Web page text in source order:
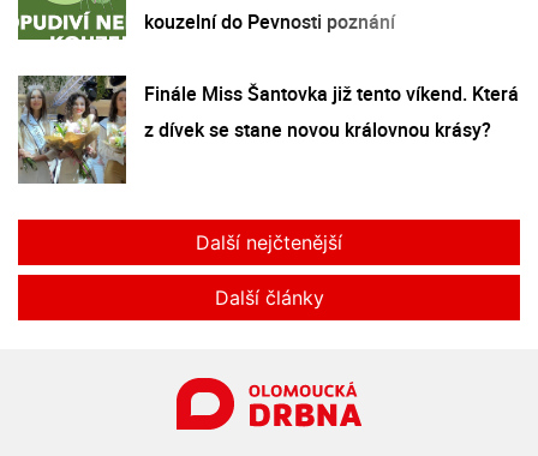
kouzelní do Pevnosti poznání
Finále Miss Šantovka již tento víkend. Která
z dívek se stane novou královnou krásy?
Další nejčtenější
Další články